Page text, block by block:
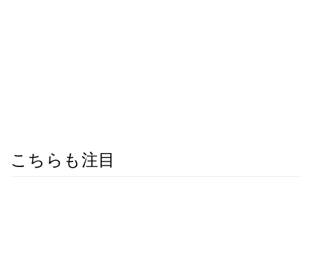
こちらも注目